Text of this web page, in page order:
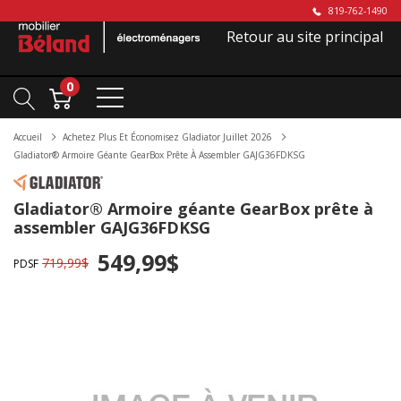
819-762-1490
Retour au site principal
0
Accueil
Achetez Plus Et Économisez Gladiator Juillet 2026
Gladiator® Armoire Géante GearBox Prête À Assembler GAJG36FDKSG
Gladiator® Armoire géante GearBox prête à
assembler GAJG36FDKSG
PDSF 719,99$ 549,99$